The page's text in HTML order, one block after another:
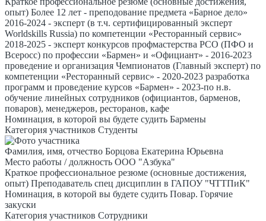
опыт) Более 12 лет - преподование предмета «Барное дело»
2016-2024 - эксперт (в т.ч. сертифицированный эксперт
Worldskills Russia) по компетенции «Ресторанный сервис»
2018-2025 - эксперт конкурсов профмастерства РСО (ПФО и
Всеросс) по профессии «Бармен» и «Официант» - 2016-2023
проведение и организация Чемпионатов (Главный эксперт) по
компетенции «Ресторанный сервис» - 2020-2023 разработка
программ и проведение курсов «Бармен» - 2023-по н.в.
обучение линейных сотрудников (официантов, барменов,
поваров), менеджеров, ресторанов, кафе
Номинация, в которой вы будете судить Бармены
Категория участников Студенты
Фамилия, имя, отчество Борцова Екатерина Юрьевна
Место работы / должность ООО "Азбука"
Краткое профессиональное резюме (основные достижения,
опыт) Преподаватель спец дисциплин в ГАПОУ "ЧТТПиК"
Номинация, в которой вы будете судить Повар. Горячие
закуски
Категория участников Сотрудники